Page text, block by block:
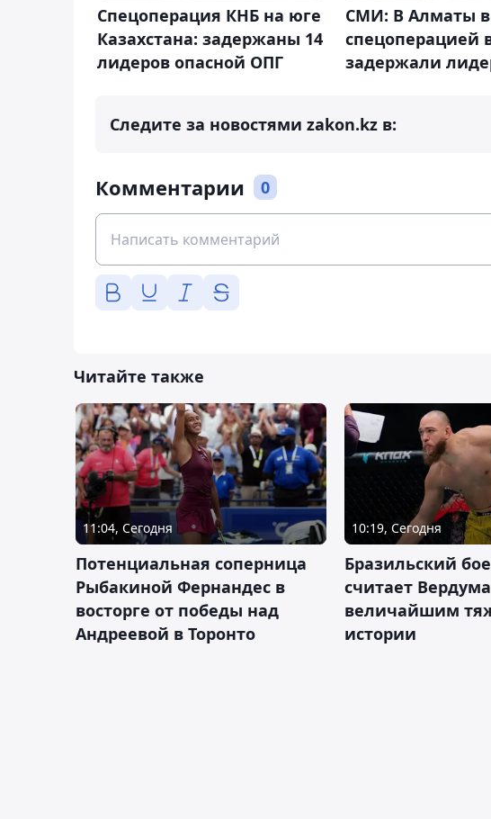
Спецоперация КНБ на юге
Казахстана: задержаны 14
лидеров опасной ОПГ
СМИ: В Алматы в
спецоперацией
задержали
Следите за новостями zakon.kz в:
Комментарии 0
Читайте также
11:04, Сегодня
Потенциальная соперница
Рыбакиной Фернандес в
восторге от победы над
Андреевой в Торонто
10:19, Сегодня
Бразильский
считает Вердума
величайшим
истории